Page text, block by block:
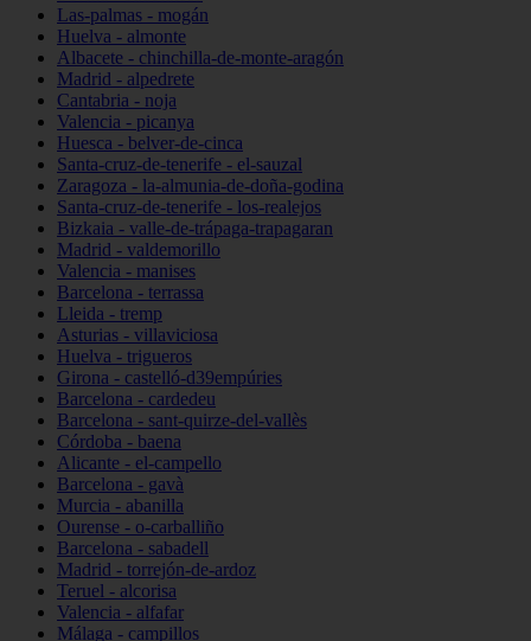
Las-palmas - mogán
Huelva - almonte
Albacete - chinchilla-de-monte-aragón
Madrid - alpedrete
Cantabria - noja
Valencia - picanya
Huesca - belver-de-cinca
Santa-cruz-de-tenerife - el-sauzal
Zaragoza - la-almunia-de-doña-godina
Santa-cruz-de-tenerife - los-realejos
Bizkaia - valle-de-trápaga-trapagaran
Madrid - valdemorillo
Valencia - manises
Barcelona - terrassa
Lleida - tremp
Asturias - villaviciosa
Huelva - trigueros
Girona - castelló-d39empúries
Barcelona - cardedeu
Barcelona - sant-quirze-del-vallès
Córdoba - baena
Alicante - el-campello
Barcelona - gavà
Murcia - abanilla
Ourense - o-carballiño
Barcelona - sabadell
Madrid - torrejón-de-ardoz
Teruel - alcorisa
Valencia - alfafar
Málaga - campillos